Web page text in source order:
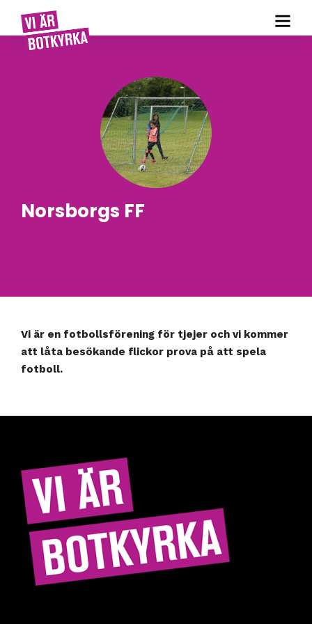
Norsborgs FF
Vi är en fotbollsförening för tjejer och vi kommer
att låta besökande flickor prova på att spela
fotboll.